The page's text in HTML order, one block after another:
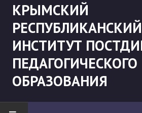
КРЫМСКИЙ
РЕСПУБЛИКАНСКИЙ
ИНСТИТУТ
ПЕДАГОГИЧЕСКОГО
ОБРАЗОВАНИЯ